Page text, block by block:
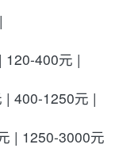
120-400元 |
| 400-1250元 |
| 1250-3000元